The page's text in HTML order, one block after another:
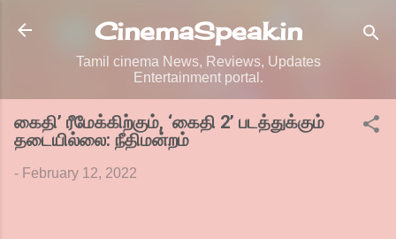
Skip to main content
CinemaSpeak.in
Tamil cinema News, Reviews, Updates
Entertainment portal.
கைதி’ ரீமேக்கிற்கும், ‘கைதி 2’ படத்துக்கும்
தடையில்லை: நீதிமன்றம்
- February 12, 2022